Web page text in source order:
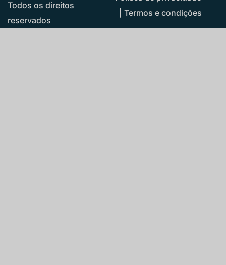
Todos os direitos
reservados
|Termos e condições